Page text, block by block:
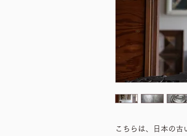
こちらは、日本の古